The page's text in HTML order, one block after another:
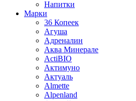
Напитки
Марки
36 Копеек
Агуша
Адреналин
Аква Минерале
ActiBIO
Актимуно
Актуаль
Almette
Alpenland